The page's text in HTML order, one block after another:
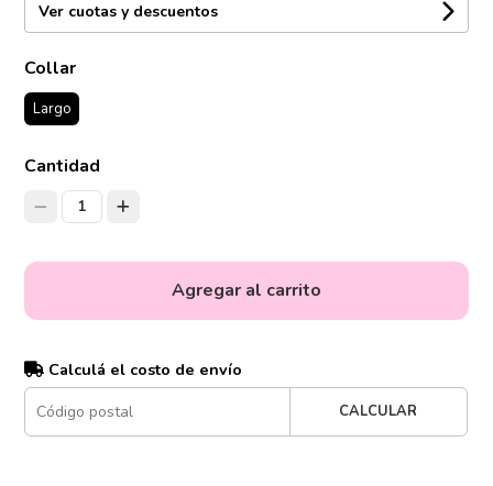
Ver cuotas y descuentos
Collar
Largo
Cantidad
1
Agregar al carrito
Calculá el costo de envío
CALCULAR